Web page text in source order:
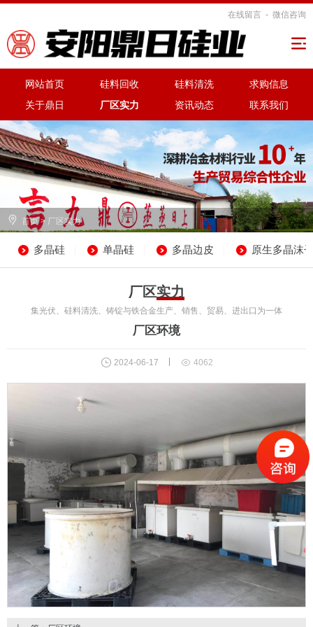
在线留言 - 微信咨询

网站首页 硅料回收 硅料清洗
求购信息
关于鼎日
厂区实力 资讯动态 联系我们
 首页> 厂区实力
多晶硅 单晶硅 多晶边皮 原生多晶沫
厂区实力
集光伏、硅料清洗、铸锭与铁合金生产、销售、贸易、进出口为一体
厂区环境
 2024-06-17  4062